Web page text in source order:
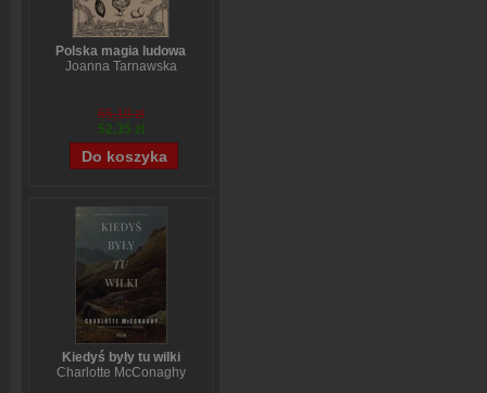
Polska magia ludowa
Joanna Tarnawska
65,19 zł
52,35 zł
Kiedyś były tu wilki
Charlotte McConaghy